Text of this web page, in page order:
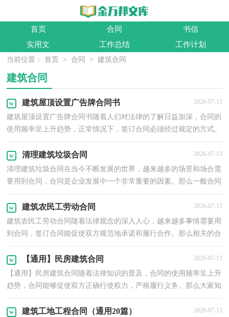
首页 合同
书信
实用文
工作总结 工作计划
当前位置： 首页 > 合同 > 建筑合同
建筑合同
建筑屋顶设置广告牌合同书 2026-07-13
建筑屋顶设置广告牌合同书随着人们对法律的了解日益加深，合同的
使用频率呈上升趋势，正常情况下，签订合同必须经过规定的方式。
清理建筑垃圾合同 2026-07-13
清理建筑垃圾合同在当今不断发展的世界，越来越多的场景和场合需
要用到合同，合同是企业发展中一个非常重要的因素。那么一般合同
建筑农民工劳动合同 2026-07-13
建筑农民工劳动合同随着法律观念的深入人心，越来越多事情需要用
到合同，签订合同能促使双方规范地承诺和履行合作。那么相关的合
【通用】民房建筑合同 2026-07-13
【通用】民房建筑合同随着法律知识的普及，合同的使用频率呈上升
趋势，合同能够促使双方正确行使权力，严格履行义务。那么大家知
建筑工地工程合同（通用20篇） 2026-07-13